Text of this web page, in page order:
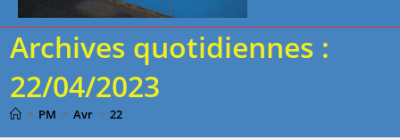
Archives quotidiennes :
22/04/2023
> PM > Avr > 22